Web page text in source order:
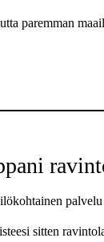
paremman
palvelu
sitten